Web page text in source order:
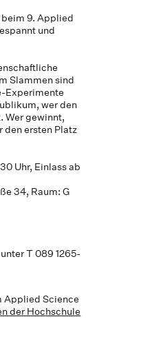
beim 9. Applied
und
Slammen sind
Experimente
wer den
Wer gewinnt,
den ersten Platz
Uhr, Einlass ab
34, Raum: G
T 089 1265-
Applied Science
der Hochschule